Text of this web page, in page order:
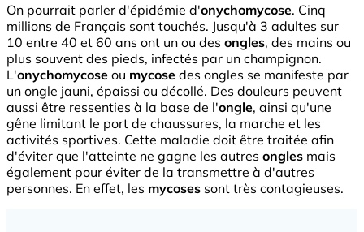
On pourrait parler d'épidémie d'onychomycose. Cinq
millions de Français sont touchés. Jusqu'à 3 adultes sur
10 entre 40 et 60 ans ont un ou des ongles, des mains ou
plus souvent des pieds, infectés par un champignon.
L'onychomycose ou mycose des ongles se manifeste par
un ongle jauni, épaissi ou décollé. Des douleurs peuvent
aussi être ressenties à la base de l'ongle, ainsi qu'une
gêne limitant le port de chaussures, la marche et les
activités sportives. Cette maladie doit être traitée afin
d'éviter que l'atteinte ne gagne les autres ongles mais
également pour éviter de la transmettre à d'autres
personnes. En effet, les mycoses sont très contagieuses.